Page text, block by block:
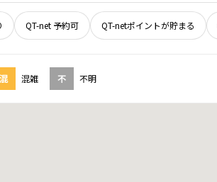
QT-net 予約可 QT-netポイントが貯まる
混 混雑 不 不明